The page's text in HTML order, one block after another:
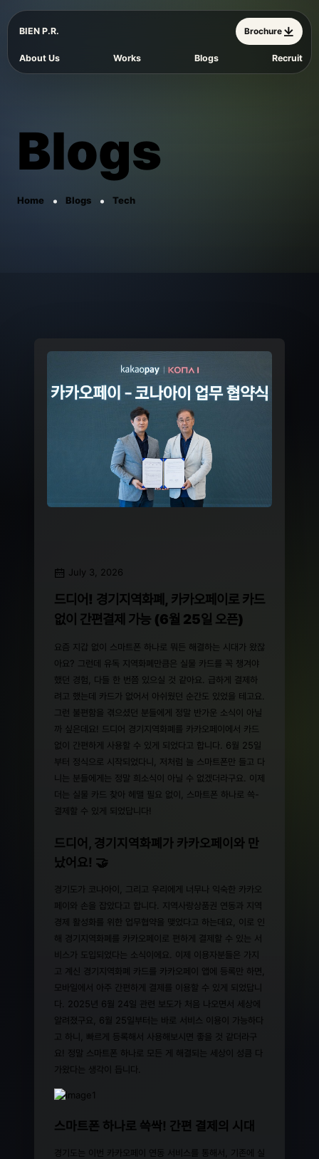
BIEN P.R.
About Us Works Blogs Recruit
Brochure
Blogs
Home Blogs Tech
July 3, 2026
드디어! 경기지역화폐, 카카오페이로 카드
없이 간편결제 가능 (6월 25일 오픈)
요즘 지갑 없이 스마트폰 하나로 뭐든 해결하는 시대가 왔잖
아요? 그런데 유독 지역화폐만큼은 실물 카드를 꼭 챙겨야
했던 경험, 다들 한 번쯤 있으실 것 같아요. 급하게 결제하
려고 했는데 카드가 없어서 아쉬웠던 순간도 있었을 테고요.
그런 불편함을 겪으셨던 분들에게 정말 반가운 소식이 아닐
까 싶은데요! 드디어 경기지역화폐를 카카오페이에서 카드
없이 간편하게 사용할 수 있게 되었다고 합니다. 6월 25일
부터 정식으로 시작되었다니, 저처럼 늘 스마트폰만 들고 다
니는 분들에게는 정말 희소식이 아닐 수 없겠더라구요. 이제
더는 실물 카드 찾아 헤맬 필요 없이, 스마트폰 하나로 쓱-
결제할 수 있게 되었답니다!
드디어, 경기지역화폐가 카카오페이와 만
났어요! 🤝
경기도가 코나아이, 그리고 우리에게 너무나 익숙한 카카오
페이와 손을 잡았다고 합니다. 지역사랑상품권 연동과 지역
경제 활성화를 위한 업무협약을 맺었다고 하는데요, 이로 인
해 경기지역화폐를 카카오페이로 편하게 결제할 수 있는 서
비스가 도입되었다는 소식이에요. 이제 이용자분들은 가지
고 계신 경기지역화폐 카드를 카카오페이 앱에 등록만 하면,
모바일에서 아주 간편하게 결제를 이용할 수 있게 되었답니
다. 2025년 6월 24일 관련 보도가 처음 나오면서 세상에
알려졌구요, 6월 25일부터는 바로 서비스 이용이 가능하다
고 하니, 빠르게 등록해서 사용해보시면 좋을 것 같더라구
요! 정말 스마트폰 하나로 모든 게 해결되는 세상이 성큼 다
가왔다는 생각이 듭니다.
스마트폰 하나로 쓱싹! 간편 결제의 시대
경기도는 이번 카카오페이 연동 서비스를 통해서, 기존에 실